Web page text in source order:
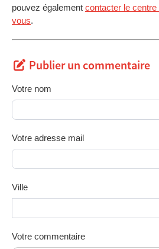
pouvez également contacter le
vous.
Publier un commentaire
Votre nom
Votre adresse mail
Ville
Votre commentaire